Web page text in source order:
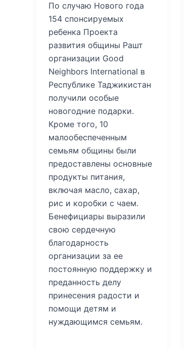
По случаю Нового года
154 спонсируемых
ребенка Проекта
развития общины Рашт
организации Good
Neighbors International в
Республике Таджикистан
получили особые
новогодние подарки.
Кроме того, 10
малообеспеченным
семьям общины были
предоставлены основные
продукты питания,
включая масло, сахар,
рис и коробки с чаем.
Бенефициары выразили
свою сердечную
благодарность
организации за ее
постоянную поддержку и
преданность делу
принесения радости и
помощи детям и
нуждающимся семьям.